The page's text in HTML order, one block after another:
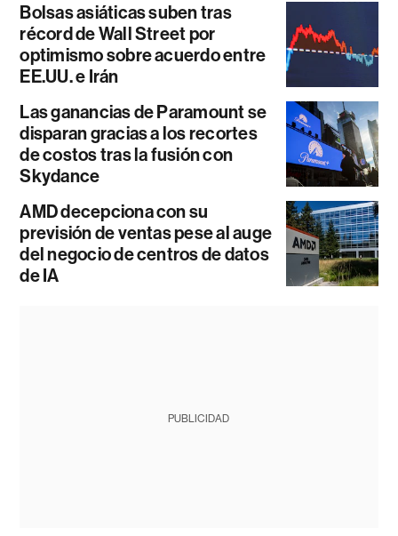
Bolsas asiáticas suben tras
récord de Wall Street por
optimismo sobre acuerdo entre
EE.UU. e Irán
Las ganancias de Paramount se
disparan gracias a los recortes
de costos tras la fusión con
Skydance
AMD decepciona con su
previsión de ventas pese al auge
del negocio de centros de datos
de IA
PUBLICIDAD